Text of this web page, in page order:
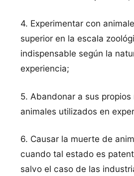
4. Experimentar con
superior en la escala
indispensable según la
experiencia;
5. Abandonar a sus propios
animales utilizados en
6. Causar la muerte de
cuando tal estado es
salvo el caso de las